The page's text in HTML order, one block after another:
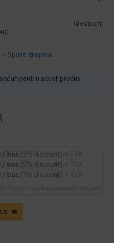
Westcott
- Spune-ţi opinia
pentru acest produs
/ buc (3% discount)
/ buc (5% discount)
/ buc (7% discount)